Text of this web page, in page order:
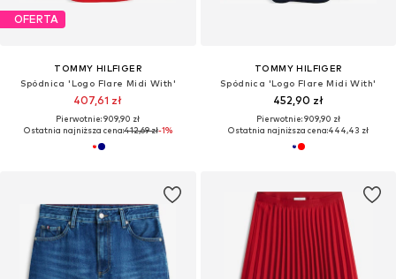
OFERTA
TOMMY HILFIGER
Spódnica 'Logo Flare Midi With'
407,61 zł
Pierwotnie: 909,90 zł
Ostatnia najniższa cena:412,69 zł-1%
TOMMY HILFIGER
Spódnica 'Logo Flare Midi With'
452,90 zł
Pierwotnie: 909,90 zł
Ostatnia najniższa cena:444,43 zł